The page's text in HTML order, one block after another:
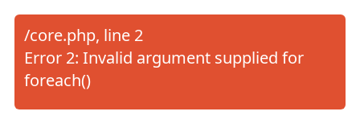
/core.php, line 2
Error 2: Invalid argument supplied for
foreach()